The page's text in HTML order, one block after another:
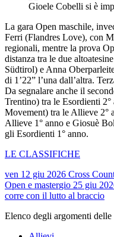
Gioele Cobelli si è
La gara Open maschile,
Ferri (Flandres Love), con
regionali, mentre la prova
distanza tra le due
Südtirol) e Anna
di 1’22” l’una dall’altra.
Da segnalare anche il
Trentino) tra le Esordienti
Movement) tra le Allieve 2°
Allieve 1° anno e Giosuè
gli Esordienti 1° anno.
LE CLASSIFICHE
ven 12 giu 2026 Cross
Open e mastergio 25 giu
corre con il lutto al braccio
Elenco degli argomenti delle